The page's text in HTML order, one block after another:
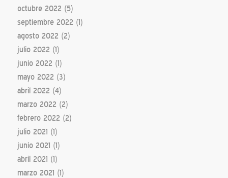
octubre 2022 (5)
septiembre 2022 (1)
agosto 2022 (2)
julio 2022 (1)
junio 2022 (1)
mayo 2022 (3)
abril 2022 (4)
marzo 2022 (2)
febrero 2022 (2)
julio 2021 (1)
junio 2021 (1)
abril 2021 (1)
marzo 2021 (1)